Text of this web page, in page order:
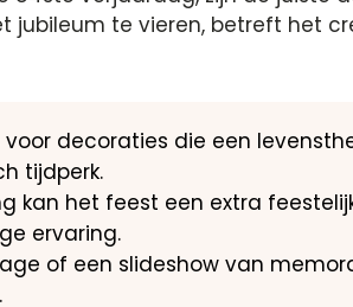
te vieren, betreft het
voor decoraties die een
tijdperk.
kan het feest een extra
ervaring.
of een slideshow van